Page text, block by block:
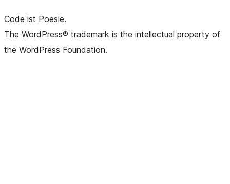
Code ist Poesie.
The WordPress® trademark is the intellectual property of
the WordPress Foundation.